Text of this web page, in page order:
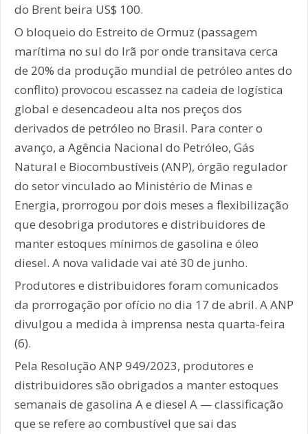
do Brent beira US$ 100.
O bloqueio do Estreito de Ormuz (passagem
marítima no sul do Irã por onde transitava cerca
de 20% da produção mundial de petróleo antes do
conflito) provocou escassez na cadeia de logística
global e desencadeou alta nos preços dos
derivados de petróleo no Brasil. Para conter o
avanço, a Agência Nacional do Petróleo, Gás
Natural e Biocombustíveis (ANP), órgão regulador
do setor vinculado ao Ministério de Minas e
Energia, prorrogou por dois meses a flexibilização
que desobriga produtores e distribuidores de
manter estoques mínimos de gasolina e óleo
diesel. A nova validade vai até 30 de junho.
Produtores e distribuidores foram comunicados
da prorrogação por ofício no dia 17 de abril. A ANP
divulgou a medida à imprensa nesta quarta-feira
(6).
Pela Resolução ANP 949/2023, produtores e
distribuidores são obrigados a manter estoques
semanais de gasolina A e diesel A — classificação
que se refere ao combustível que sai das